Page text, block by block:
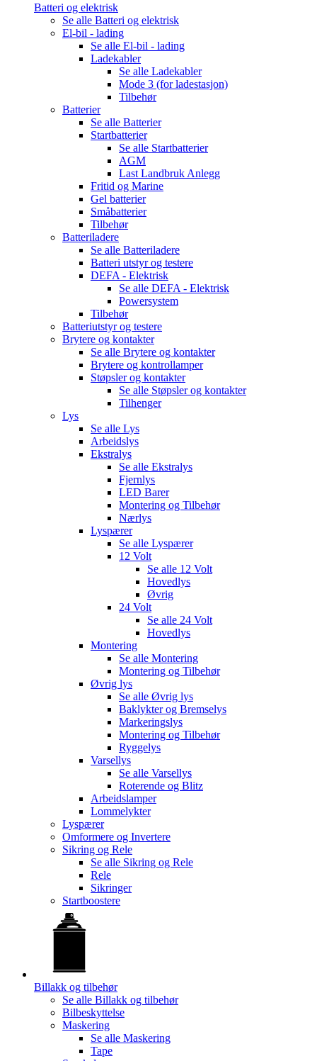
Batteri og elektrisk
Se alle Batteri og elektrisk
El-bil - lading
Se alle El-bil - lading
Ladekabler
Se alle Ladekabler
Mode 3 (for ladestasjon)
Tilbehør
Batterier
Se alle Batterier
Startbatterier
Se alle Startbatterier
AGM
Last Landbruk Anlegg
Fritid og Marine
Gel batterier
Småbatterier
Tilbehør
Batteriladere
Se alle Batteriladere
Batteri utstyr og testere
DEFA - Elektrisk
Se alle DEFA - Elektrisk
Powersystem
Tilbehør
Batteriutstyr og testere
Brytere og kontakter
Se alle Brytere og kontakter
Brytere og kontrollamper
Støpsler og kontakter
Se alle Støpsler og kontakter
Tilhenger
Lys
Se alle Lys
Arbeidslys
Ekstralys
Se alle Ekstralys
Fjernlys
LED Barer
Montering og Tilbehør
Nærlys
Lyspærer
Se alle Lyspærer
12 Volt
Se alle 12 Volt
Hovedlys
Øvrig
24 Volt
Se alle 24 Volt
Hovedlys
Montering
Se alle Montering
Montering og Tilbehør
Øvrig lys
Se alle Øvrig lys
Baklykter og Bremselys
Markeringslys
Montering og Tilbehør
Ryggelys
Varsellys
Se alle Varsellys
Roterende og Blitz
Arbeidslamper
Lommelykter
Lyspærer
Omformere og Invertere
Sikring og Rele
Se alle Sikring og Rele
Rele
Sikringer
Startboostere
Billakk og tilbehør
Se alle Billakk og tilbehør
Bilbeskyttelse
Maskering
Se alle Maskering
Tape